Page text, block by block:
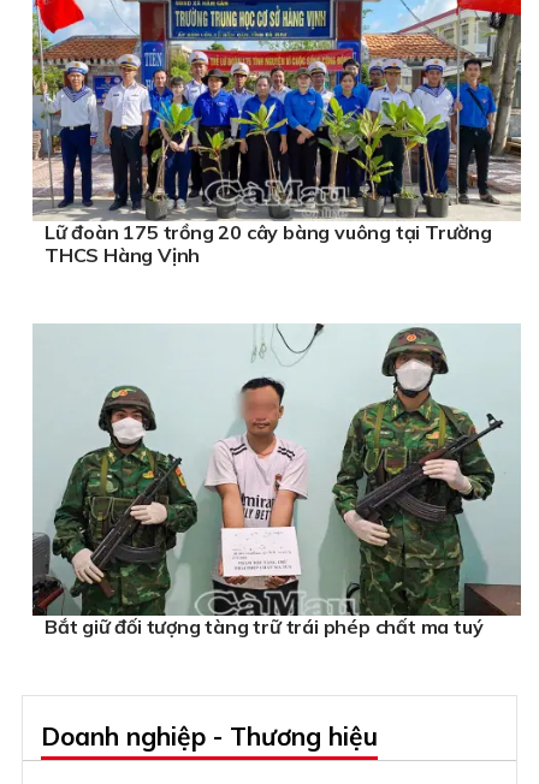
Lữ đoàn 175 trồng 20 cây bàng vuông tại Trường
THCS Hàng Vịnh
Bắt giữ đối tượng tàng trữ trái phép chất ma tuý
Doanh nghiệp - Thương hiệu